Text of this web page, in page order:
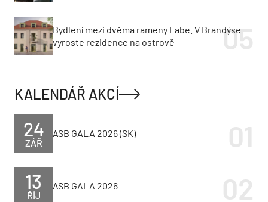
Bydlení mezi dvěma rameny Labe. V Brandýse
vyroste rezidence na ostrově
KALENDÁŘ AKCÍ
ZÁŘ
24 ASB GALA 2026 (SK)
ŘÍJ
13 ASB GALA 2026